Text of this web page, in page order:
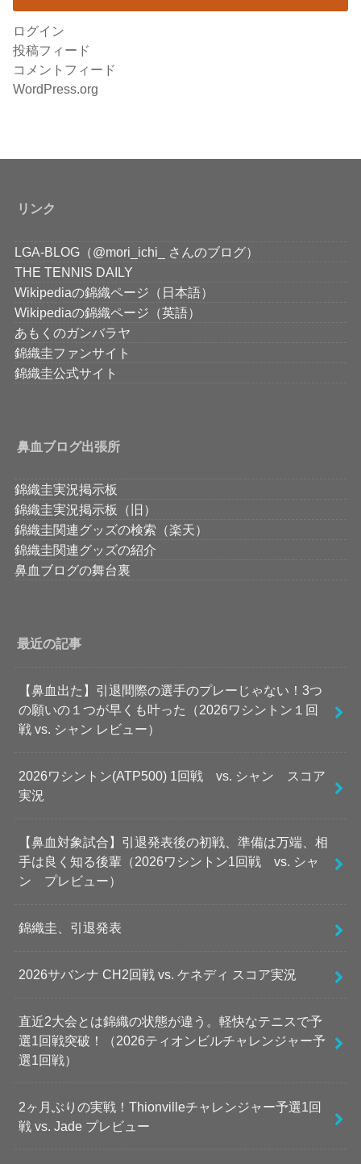
ログイン
投稿フィード
コメントフィード
WordPress.org
リンク
LGA-BLOG（@mori_ichi_ さんのブログ）
THE TENNIS DAILY
Wikipediaの錦織ページ（日本語）
Wikipediaの錦織ページ（英語）
あもくのガンバラヤ
錦織圭ファンサイト
錦織圭公式サイト
鼻血ブログ出張所
錦織圭実況掲示板
錦織圭実況掲示板（旧）
錦織圭関連グッズの検索（楽天）
錦織圭関連グッズの紹介
鼻血ブログの舞台裏
最近の記事
【鼻血出た】引退間際の選手のプレーじゃない！3つ
の願いの１つが早くも叶った（2026ワシントン１回
戦 vs. シャン レビュー）
2026ワシントン(ATP500) 1回戦 vs. シャン スコア
実況
【鼻血対象試合】引退発表後の初戦、準備は万端、相
手は良く知る後輩（2026ワシントン1回戦 vs. シャ
ン プレビュー）
錦織圭、引退発表
2026サバンナ CH2回戦 vs. ケネディ スコア実況
直近2大会とは錦織の状態が違う。軽快なテニスで予
選1回戦突破！（2026ティオンビルチャレンジャー予
選1回戦）
2ヶ月ぶりの実戦！Thionvilleチャレンジャー予選1回
戦 vs. Jade プレビュー